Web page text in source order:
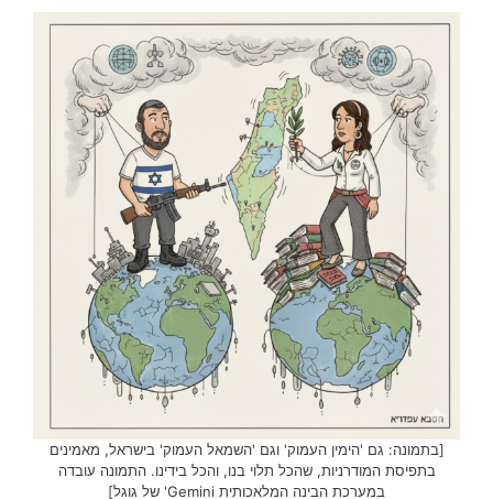
[בתמונה: גם 'הימין העמוק' וגם 'השמאל העמוק' בישראל, מאמינים
בתפיסת המודרניות, שהכל תלוי בנו, והכל בידינו. התמונה עובדה
במערכת הבינה המלאכותית Gemini' של גוגל]